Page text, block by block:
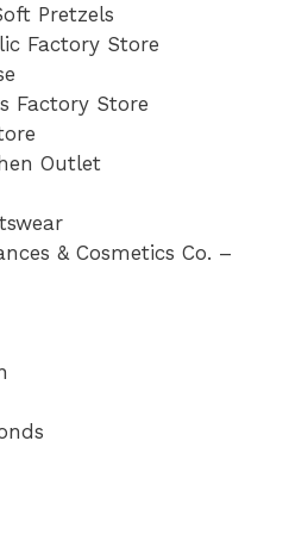
Pretzels
Factory Store
Factory Store
Outlet
& Cosmetics Co. –